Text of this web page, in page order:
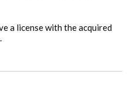
a license with the acquired